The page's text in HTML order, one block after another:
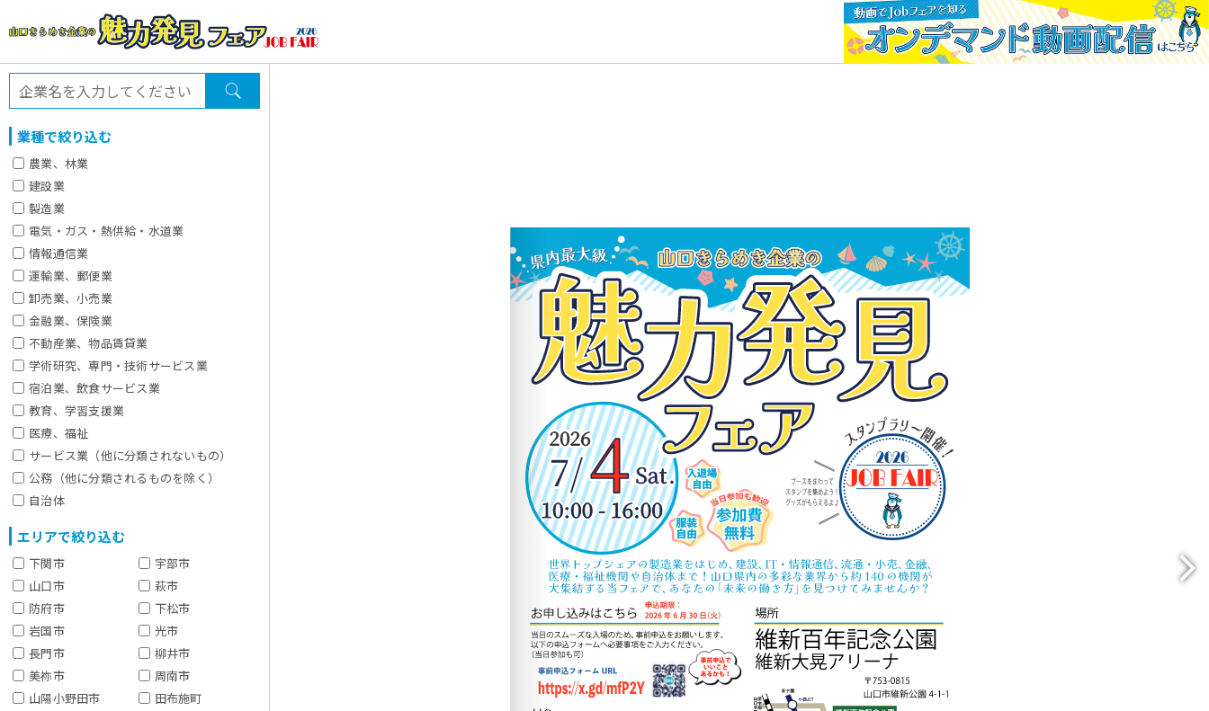
業種で絞り込む
農業、林業
建設業
製造業
電気・ガス・熱供給・水道業
情報通信業
運輸業、郵便業
卸売業、小売業
金融業、保険業
不動産業、物品賃貸業
学術研究、専門・技術サービス業
宿泊業、飲食サービス業
教育、学習支援業
医療、福祉
サービス業（他に分類されないもの）
公務（他に分類されるものを除く）
自治体
エリアで絞り込む
下関市
宇部市
山口市
萩市
防府市
下松市
岩国市
光市
長門市
柳井市
美祢市
周南市
山陽小野田市
田布施町